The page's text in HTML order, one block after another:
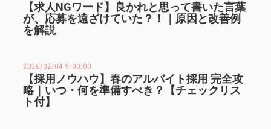
【求人NGワード】良かれと思って書いた言葉
が、応募を遠ざけていた？！｜原因と改善例
を解説
2026/02/04 9:00:00
【採用ノウハウ】春のアルバイト採用 完全攻
略｜いつ・何を準備すべき？【チェックリス
ト付】